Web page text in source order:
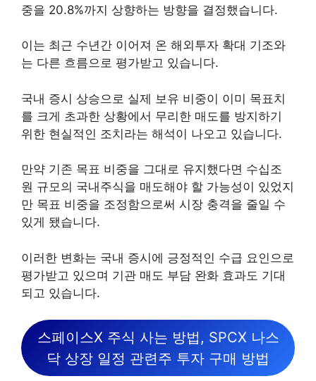
중을 20.8%까지 상향하는 방향을 결정했습니다.
이는 최근 수년간 이어져 온 해외투자 확대 기조와
는 다른 흐름으로 평가받고 있습니다.
국내 증시 상승으로 실제 보유 비중이 이미 목표치
를 크게 초과한 상황에서 무리한 매도를 방지하기
위한 현실적인 조치라는 해석이 나오고 있습니다.
만약 기존 목표 비중을 그대로 유지했다면 수십조
원 규모의 국내주식을 매도해야 할 가능성이 있었지
만 목표 비중을 조정함으로써 시장 충격을 줄일 수
있게 됐습니다.
이러한 변화는 국내 증시에 긍정적인 수급 요인으로
평가받고 있으며 기관 매도 부담 완화 효과도 기대
되고 있습니다.
스페이스X 주식 사는 방법, SPCX 나스
닥 상장 일정 관련주 투자 구매 방법